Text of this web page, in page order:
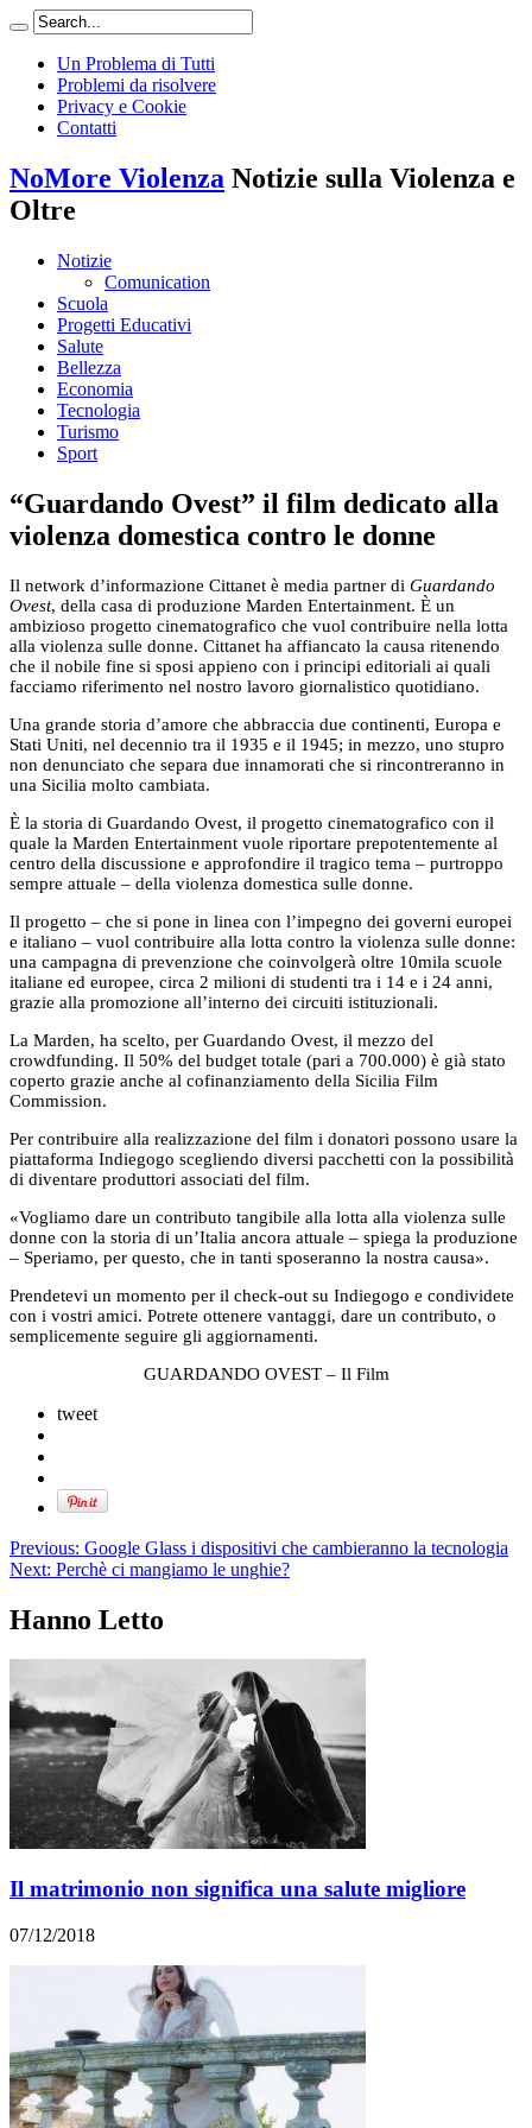
Un Problema di Tutti
Problemi da risolvere
Privacy e Cookie
Contatti
NoMore Violenza Notizie sulla Violenza e
Oltre
Notizie
Comunication
Scuola
Progetti Educativi
Salute
Bellezza
Economia
Tecnologia
Turismo
Sport
“Guardando Ovest” il film dedicato alla
violenza domestica contro le donne
Il network d’informazione Cittanet è media partner di Guardando
Ovest, della casa di produzione Marden Entertainment. È un
ambizioso progetto cinematografico che vuol contribuire nella lotta
alla violenza sulle donne. Cittanet ha affiancato la causa ritenendo
che il nobile fine si sposi appieno con i principi editoriali ai quali
facciamo riferimento nel nostro lavoro giornalistico quotidiano.
Una grande storia d’amore che abbraccia due continenti, Europa e
Stati Uniti, nel decennio tra il 1935 e il 1945; in mezzo, uno stupro
non denunciato che separa due innamorati che si rincontreranno in
una Sicilia molto cambiata.
È la storia di Guardando Ovest, il progetto cinematografico con il
quale la Marden Entertainment vuole riportare prepotentemente al
centro della discussione e approfondire il tragico tema – purtroppo
sempre attuale – della violenza domestica sulle donne.
Il progetto – che si pone in linea con l’impegno dei governi europei
e italiano – vuol contribuire alla lotta contro la violenza sulle donne:
una campagna di prevenzione che coinvolgerà oltre 10mila scuole
italiane ed europee, circa 2 milioni di studenti tra i 14 e i 24 anni,
grazie alla promozione all’interno dei circuiti istituzionali.
La Marden, ha scelto, per Guardando Ovest, il mezzo del
crowdfunding. Il 50% del budget totale (pari a 700.000) è già stato
coperto grazie anche al cofinanziamento della Sicilia Film
Commission.
Per contribuire alla realizzazione del film i donatori possono usare la
piattaforma Indiegogo scegliendo diversi pacchetti con la possibilità
di diventare produttori associati del film.
«Vogliamo dare un contributo tangibile alla lotta alla violenza sulle
donne con la storia di un’Italia ancora attuale – spiega la produzione
– Speriamo, per questo, che in tanti sposeranno la nostra causa».
Prendetevi un momento per il check-out su Indiegogo e condividete
con i vostri amici. Potrete ottenere vantaggi, dare un contributo, o
semplicemente seguire gli aggiornamenti.
GUARDANDO OVEST – Il Film
tweet
Previous: Google Glass i dispositivi che cambieranno la tecnologia
Next: Perchè ci mangiamo le unghie?
Hanno Letto
Il matrimonio non significa una salute migliore
07/12/2018